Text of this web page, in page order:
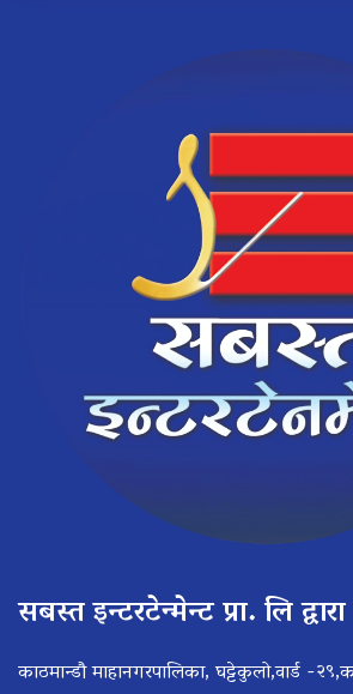
सबस्त इन्टरटेन्मेन्ट प्रा. लि
काठमान्डौ माहानगरपालिका, घट्टेकुलो,वार्ड -